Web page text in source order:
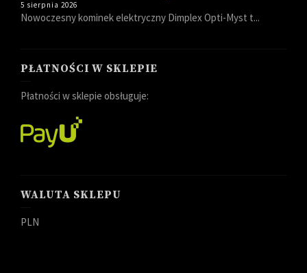
5 sierpnia 2026
Nowoczesny kominek elektryczny Dimplex Opti-Myst t...
PŁATNOŚCI W SKLEPIE
Płatności w sklepie obsługuje:
WALUTA SKLEPU
PLN